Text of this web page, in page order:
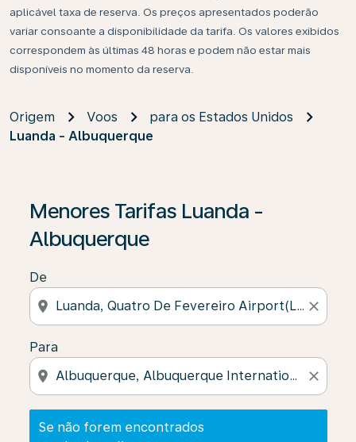
aplicável taxa de reserva. Os preços apresentados poderão
variar consoante a disponibilidade da tarifa. Os valores exibidos
correspondem às últimas 48 horas e podem não estar mais
disponíveis no momento da reserva.
Origem Voos
para os Estados Unidos
Luanda - Albuquerque
Menores Tarifas Luanda -
Albuquerque
De
location_on close
Para
location_on close
Se não forem encontrados
Se não forem encontrados resultados, clique em